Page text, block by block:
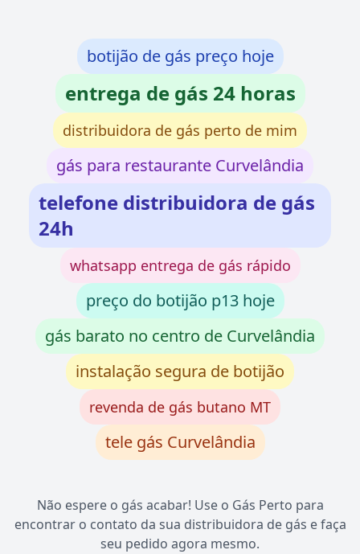
botijão de gás preço hoje
entrega de gás 24 horas
distribuidora de gás perto de mim
gás para restaurante Curvelândia
telefone distribuidora de gás
24h
whatsapp entrega de gás rápido
preço do botijão p13 hoje
gás barato no centro de Curvelândia
instalação segura de botijão
revenda de gás butano MT
tele gás Curvelândia
Não espere o gás acabar! Use o Gás Perto para
encontrar o contato da sua distribuidora de gás e faça
seu pedido agora mesmo.